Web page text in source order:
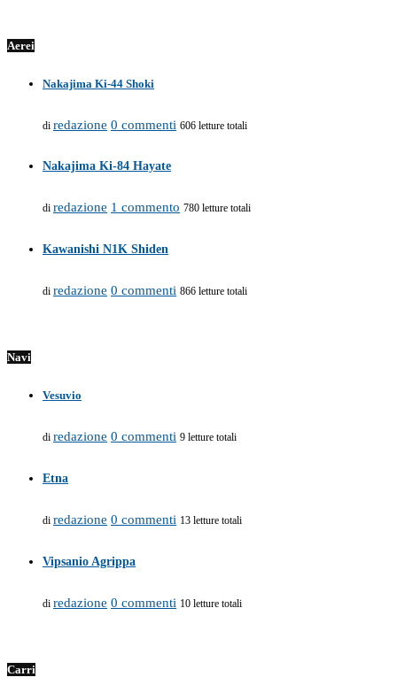
Aerei
Nakajima Ki-44 Shoki
di redazione 0 commenti 606 letture totali
Nakajima Ki-84 Hayate
di redazione 1 commento 780 letture totali
Kawanishi N1K Shiden
di redazione 0 commenti 866 letture totali
Navi
Vesuvio
di redazione 0 commenti 9 letture totali
Etna
di redazione 0 commenti 13 letture totali
Vipsanio Agrippa
di redazione 0 commenti 10 letture totali
Carri